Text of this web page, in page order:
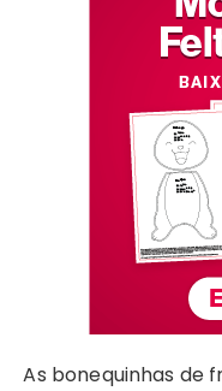
As bonequinhas de